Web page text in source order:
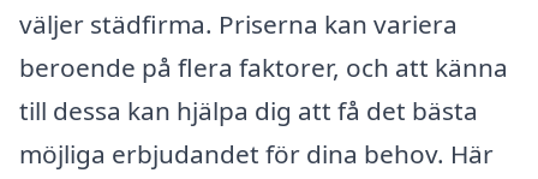
väljer städfirma. Priserna kan variera
beroende på flera faktorer, och att känna
till dessa kan hjälpa dig att få det bästa
möjliga erbjudandet för dina behov. Här